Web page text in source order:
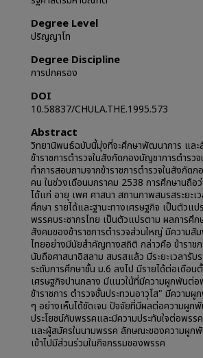
Degree Level
ปริญญาโท
Degree Discipline
การปกครอง
DOI
10.58837/CHULA.THE.1995.573
Abstract
วิทยานิพนธ์ฉบับนี้มุ่งที่จะศึกษาพัฒนาการ แล
ข้าราชการตำรวจในสังกัดกองบัญชาการตำรว
ทำการสอบถามจากข้าราชการตำรวจในสังกัด
คน ในช่วงเดือนมกราคม 2538 การศึกษานถือ
ได้แก่ อายุ เพศ ศาสนา สถานภาพสมรสระยะเ
ศึกษา รายได้และฐานะทางเศรษฐกิจ เป็นตัว
พรรคบระชากรไทย เป็นตัวแปรตาม ผลการศึ
สังคมของข้าราชการตำรวจส่วนใหญ่ มีความ
ไทยอย่างมีนัยสำคัญทางสถิติ กล่าวคือ ข้าราช
นับถือศาสนาอิสลาม สมรสแล้ว มีระยะเวลารั
ระดับการศึกษาชั้น ม.6 ลงไป มีรายได้ต่อเดือ
เศรษฐกิจปานกลาง มีแนวใน้ที่มีความผูกพันต่
ข้าราชการ ตำรวจชั้นประทวนอาวุโส" มีความ
ๆ อย่างเห็นได้ชัดเจน ปัจจัยที่มีผลต่อความผูก
ประโยชน์กับพรรคและมีความประทับใจต่อพร
และผู้สมัครในนามพรรค ลักษณะของความผู
เข้าไปมีส่วนร่วมในกิจกรรมของพรรค